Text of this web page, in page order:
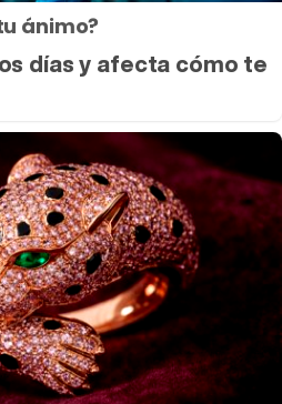
ánimo?
días y afecta cómo te